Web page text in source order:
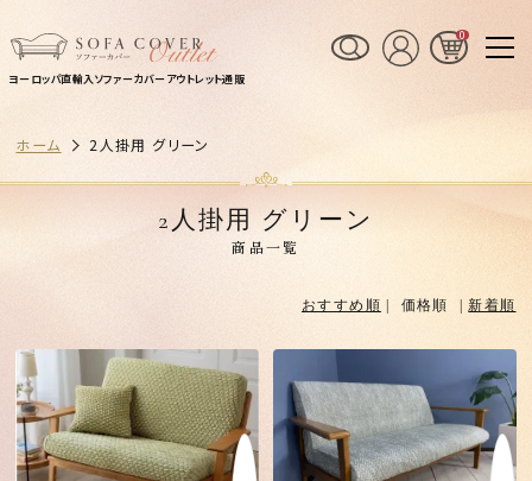
ヨーロッパ直輸入ソファーカバーアウトレット通販
0
ホーム 2人掛用 グリーン
2人掛用 グリーン
商品一覧
おすすめ順 | 価格順 |新着順